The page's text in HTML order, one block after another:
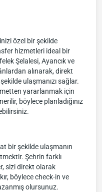
özel bir şekilde
hizmetleri ideal bir
Şelalesi, Ayancık ve
alınarak, direkt
ulaşmanızı sağlar.
yararlanmak için
böylece planladığınız
bir şekilde ulaşmanın
Şehrin farklı
sizi direkt olarak
böylece check-in ve
olursunuz.